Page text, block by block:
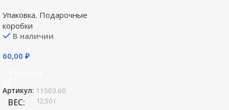
Упаковка, Подарочные
коробки
В наличии
60,00 ₽
Артикул: 11503.60
ВЕС 12,50 г